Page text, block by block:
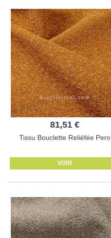
81,51 €
Tissu Bouclette Reliéfée Pero
VOIR